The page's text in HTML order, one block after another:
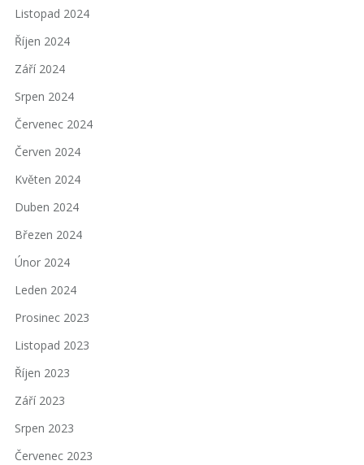
Listopad 2024
Říjen 2024
Září 2024
Srpen 2024
Červenec 2024
Červen 2024
Květen 2024
Duben 2024
Březen 2024
Únor 2024
Leden 2024
Prosinec 2023
Listopad 2023
Říjen 2023
Září 2023
Srpen 2023
Červenec 2023